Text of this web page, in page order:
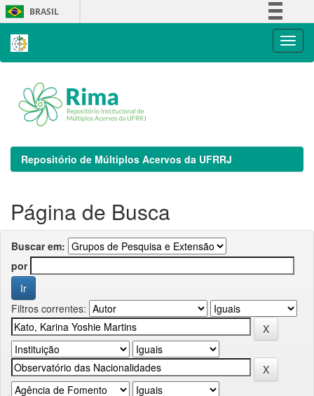
Skip
navigation
BRASIL
Repositório de Múltiplos Acervos da UFRRJ
Página de Busca
Buscar em:
por
Filtros correntes: